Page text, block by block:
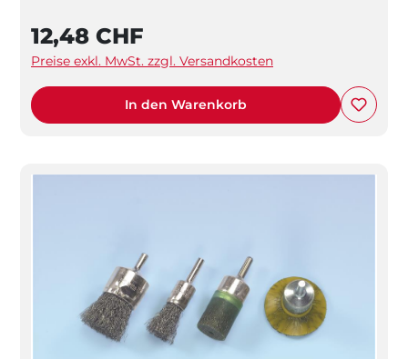
12,48 CHF
Preise exkl. MwSt. zzgl. Versandkosten
In den Warenkorb